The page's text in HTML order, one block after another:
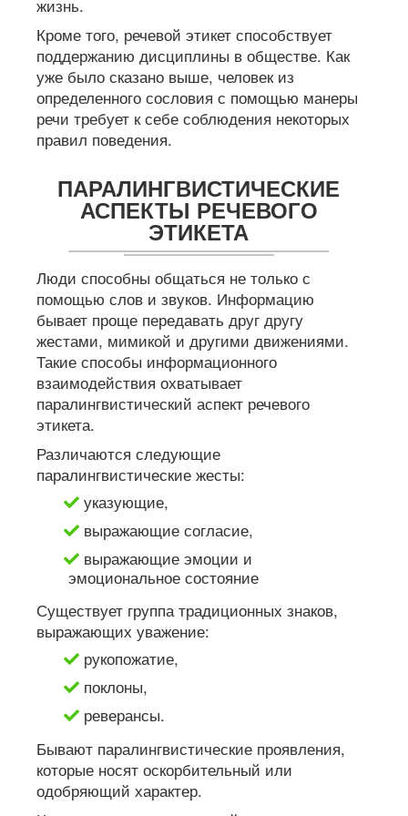
жизнь.
Кроме того, речевой этикет способствует
поддержанию дисциплины в обществе. Как
уже было сказано выше, человек из
определенного сословия с помощью манеры
речи требует к себе соблюдения некоторых
правил поведения.
ПАРАЛИНГВИСТИЧЕСКИЕ
АСПЕКТЫ РЕЧЕВОГО
ЭТИКЕТА
Люди способны общаться не только с
помощью слов и звуков. Информацию
бывает проще передавать друг другу
жестами, мимикой и другими движениями.
Такие способы информационного
взаимодействия охватывает
паралингвистический аспект речевого
этикета.
Различаются следующие
паралингвистические жесты:
указующие,
выражающие согласие,
выражающие эмоции и
эмоциональное состояние
Существует группа традиционных знаков,
выражающих уважение:
рукопожатие,
поклоны,
реверансы.
Бывают паралингвистические проявления,
которые носят оскорбительный или
одобряющий характер.